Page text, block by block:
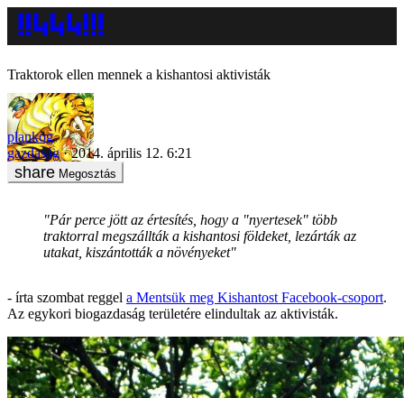
Traktorok ellen mennek a kishantosi aktivisták
plankog
gazdaság
2014. április 12. 6:21
Megosztás
"Pár perce jött az értesítés, hogy a "nyertesek" több
traktorral megszállták a kishantosi földeket, lezárták az
utakat, kiszántották a növényeket"
- írta szombat reggel a Mentsük meg Kishantost Facebook-csoport.
Az egykori biogazdaság területére elindultak az aktivisták.